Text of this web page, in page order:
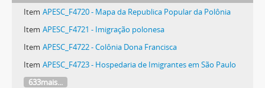
Item APESC_F4720 - Mapa da Republica Popular da Polônia
Item APESC_F4721 - Imigração polonesa
Item APESC_F4722 - Colônia Dona Francisca
Item APESC_F4723 - Hospedaria de Imigrantes em São Paulo
633mais...